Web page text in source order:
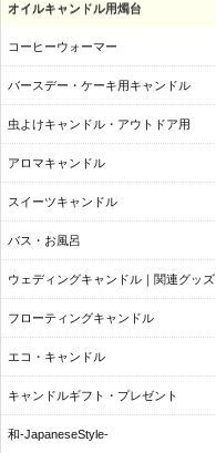
オイルキャンドル用燭台
コーヒーウォーマー
バースデー・ケーキ用キャンドル
虫よけキャンドル・アウトドア用
アロマキャンドル
スイーツキャンドル
バス・お風呂
ウェディングキャンドル｜関連グッズ
フローティングキャンドル
エコ・キャンドル
キャンドルギフト・プレゼント
和-JapaneseStyle-